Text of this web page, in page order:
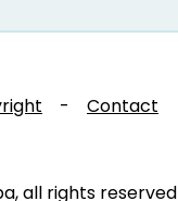
- Contact
all rights reserved